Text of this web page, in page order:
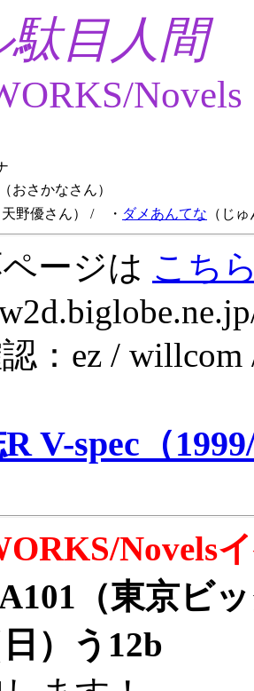
駄目人間
Novels
（おさかなさん）
天野優さん） / ・ ダメあんてな （じ
ージは こち
認：ez /
V-spec（
Novels
（東京ビ
）う12b